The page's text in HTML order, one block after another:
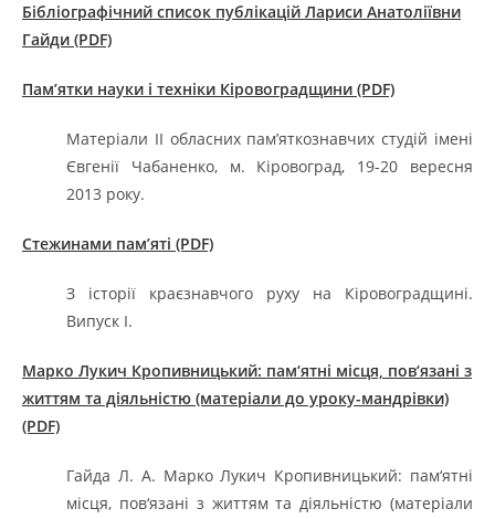
Бібліографічний список публікацій Лариси Анатоліївни
Гайди (PDF)
Пам’ятки науки і техніки Кіровоградщини (PDF)
Матеріали ІІ обласних пам’яткознавчих студій імені
Євгенії Чабаненко, м. Кіровоград, 19-20 вересня
2013 року.
Стежинами пам’яті (PDF)
З історії краєзнавчого руху на Кіровоградщині.
Випуск І.
Марко Лукич Кропивницький: пам‘ятні місця, пов‘язані з
життям та діяльністю (матеріали до уроку-мандрівки)
(PDF)
Гайда Л. А. Марко Лукич Кропивницький: пам‘ятні
місця, пов‘язані з життям та діяльністю (матеріали